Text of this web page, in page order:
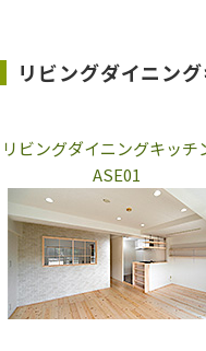
リビングダイニン
リビングダイニングキッチ
ASE01